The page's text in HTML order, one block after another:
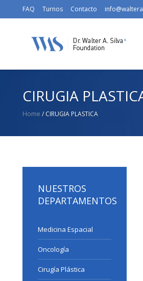
FAQ Turnos Contacto
CIRUGIA
Home / CIRUGIA PLASTICA
NUESTROS
DEPARTAMENTOS
Medicina Espacial
Oncología
Cirugía Plástica